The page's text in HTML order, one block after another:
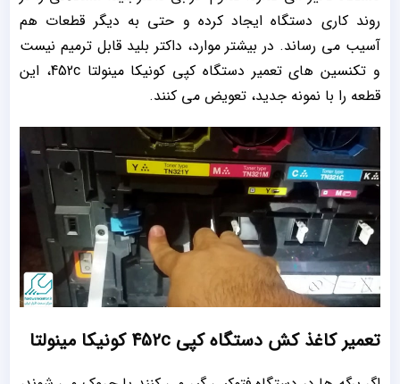
روند کاری دستگاه ایجاد کرده و حتی به دیگر قطعات هم
آسیب می رساند. در بیشتر موارد، داکتر بلید قابل ترمیم نیست
و تکنسین های تعمیر دستگاه کپی کونیکا مینولتا 452c، این
قطعه را با نمونه جدید، تعویض می کنند.
تعمیر کاغذ کش دستگاه کپی 452c کونیکا مینولتا